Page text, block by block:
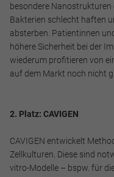
besondere Nanostrukturen
Bakterien schlecht haften
absterben. Patientinnen
höhere Sicherheit bei der
wiederum profitieren von
auf dem Markt noch nicht
2. Platz: CAVIGEN
CAVIGEN entwickelt
Zellkulturen. Diese sind
vitro-Modelle – bspw. für